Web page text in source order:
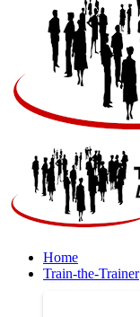
Home
Train-the-Trainer